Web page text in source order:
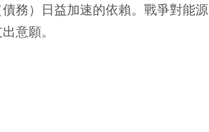
務）日益加速的依賴。戰爭對能源
意願。